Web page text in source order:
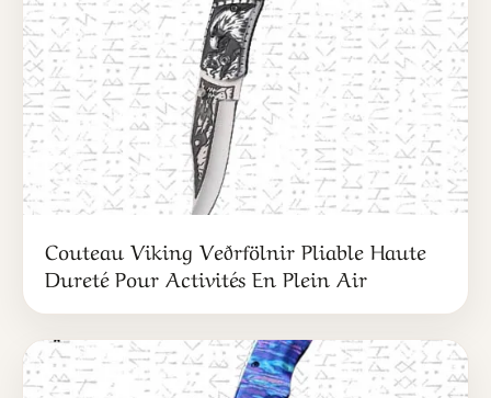
Couteau Viking Veðrfölnir Pliable Haute
Dureté Pour Activités En Plein Air